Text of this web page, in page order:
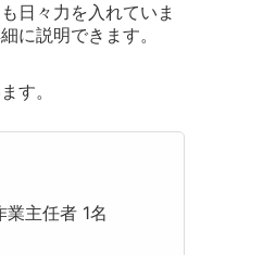
日々力を入れていま
に説明できます。
す。
主任者 1名